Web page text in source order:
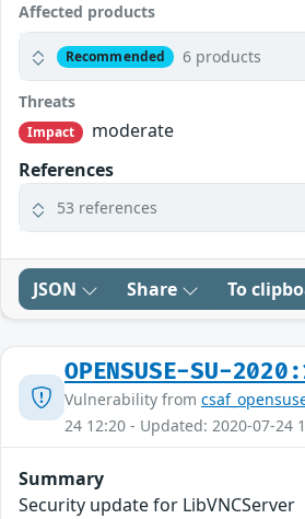
Affected products
Recommended 6 products
Threats
Impact
moderate
References
53 references
JSON Share To
OPENSUSE-SU-
Vulnerability from
24 12:20 - Updated: 2020-07-24
Summary
Security update for LibVNCServer